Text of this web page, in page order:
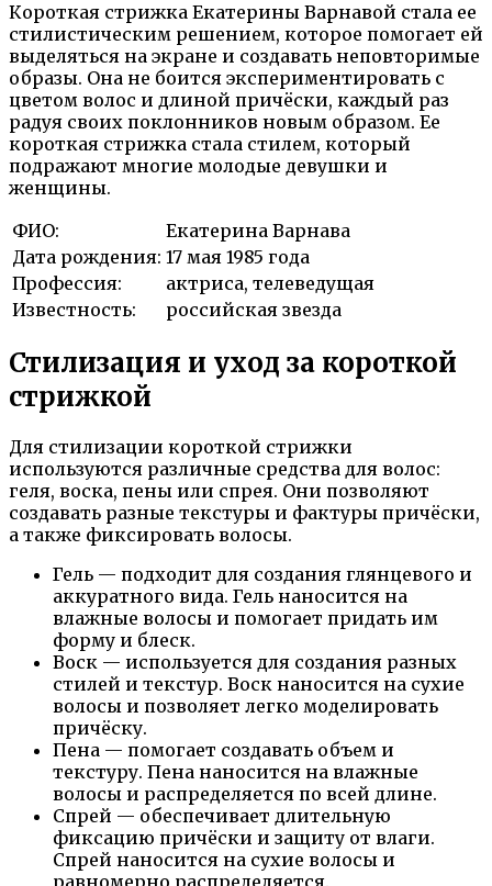
Короткая стрижка Екатерины Варнавой стала ее
стилистическим решением, которое помогает ей
выделяться на экране и создавать неповторимые
образы. Она не боится экспериментировать с
цветом волос и длиной причёски, каждый раз
радуя своих поклонников новым образом. Ее
короткая стрижка стала стилем, который
подражают многие молодые девушки и
женщины.
ФИО:
Екатерина Варнава
Дата рождения: 17 мая 1985 года
Профессия:
актриса, телеведущая
Известность:
российская звезда
Стилизация и уход за короткой
стрижкой
Для стилизации короткой стрижки
используются различные средства для волос:
геля, воска, пены или спрея. Они позволяют
создавать разные текстуры и фактуры причёски,
а также фиксировать волосы.
Гель — подходит для создания глянцевого и
аккуратного вида. Гель наносится на
влажные волосы и помогает придать им
форму и блеск.
Воск — используется для создания разных
стилей и текстур. Воск наносится на сухие
волосы и позволяет легко моделировать
причёску.
Пена — помогает создавать объем и
текстуру. Пена наносится на влажные
волосы и распределяется по всей длине.
Спрей — обеспечивает длительную
фиксацию причёски и защиту от влаги.
Спрей наносится на сухие волосы и